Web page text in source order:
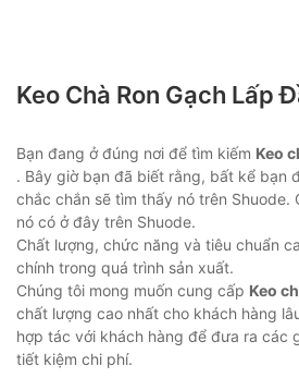
Keo Chà Ron Gạch Lấp
Bạn đang ở đúng nơi để tìm kiếm Keo
. Bây giờ bạn đã biết rằng, bất kể bạn
chắc chắn sẽ tìm thấy nó trên Shuode.
nó có ở đây trên Shuode.
Chất lượng, chức năng và tiêu chuẩn
chính trong quá trình sản xuất.
Chúng tôi mong muốn cung cấp Keo
chất lượng cao nhất cho khách hàng
hợp tác với khách hàng để đưa ra các
tiết kiệm chi phí.